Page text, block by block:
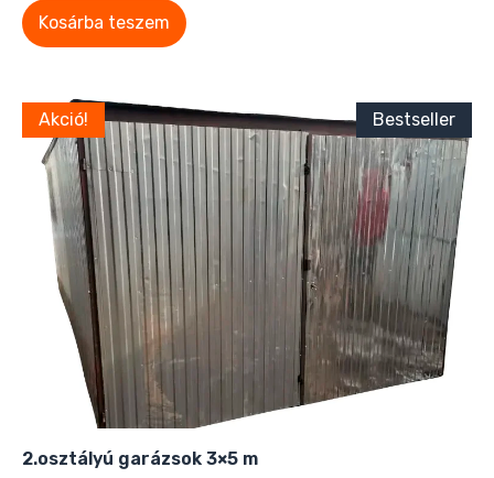
Kosárba teszem
Akció! Bestseller
2.osztályú garázsok 3×5 m